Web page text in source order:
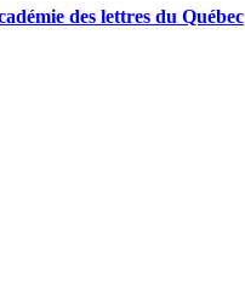
des lettres du Québec